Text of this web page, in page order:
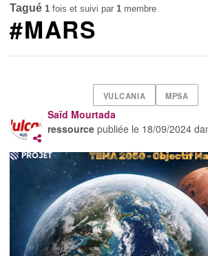
Tagué 1 fois et suivi par 1 membre
#MARS
VULCANIA MPSA
Saïd Mourtada
ressource publiée le 18/09/2024